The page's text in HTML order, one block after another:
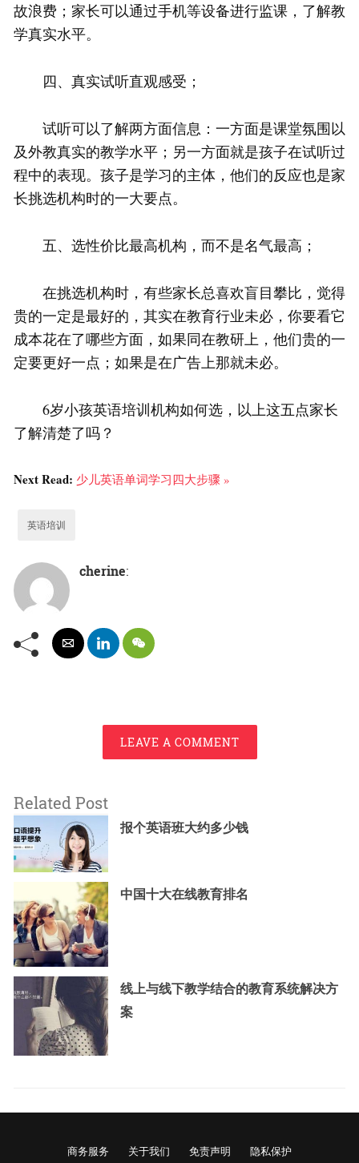
故浪费；家长可以通过手机等设备进行监课，了解教
学真实水平。
四、真实试听直观感受；
试听可以了解两方面信息：一方面是课堂氛围以
及外教真实的教学水平；另一方面就是孩子在试听过
程中的表现。孩子是学习的主体，他们的反应也是家
长挑选机构时的一大要点。
五、选性价比最高机构，而不是名气最高；
在挑选机构时，有些家长总喜欢盲目攀比，觉得
贵的一定是最好的，其实在教育行业未必，你要看它
成本花在了哪些方面，如果同在教研上，他们贵的一
定要更好一点；如果是在广告上那就未必。
6岁小孩英语培训机构如何选，以上这五点家长
了解清楚了吗？
Next Read: 少儿英语单词学习四大步骤 »
英语培训
cherine:
LEAVE A COMMENT
Related Post
报个英语班大约多少钱
中国十大在线教育排名
线上与线下教学结合的教育系统解决方
案
商务服务 关于我们 免责声明 隐私保护